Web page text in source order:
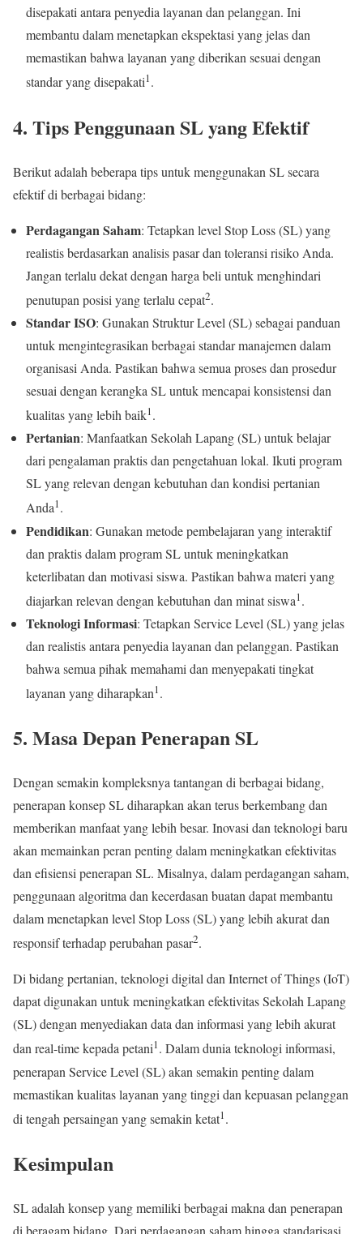
disepakati antara penyedia layanan dan pelanggan. Ini
membantu dalam menetapkan ekspektasi yang jelas dan
memastikan bahwa layanan yang diberikan sesuai dengan
standar yang disepakati1.
4. Tips Penggunaan SL yang Efektif
Berikut adalah beberapa tips untuk menggunakan SL secara
efektif di berbagai bidang:
Perdagangan Saham: Tetapkan level Stop Loss (SL) yang
realistis berdasarkan analisis pasar dan toleransi risiko Anda.
Jangan terlalu dekat dengan harga beli untuk menghindari
penutupan posisi yang terlalu cepat2.
Standar ISO: Gunakan Struktur Level (SL) sebagai panduan
untuk mengintegrasikan berbagai standar manajemen dalam
organisasi Anda. Pastikan bahwa semua proses dan prosedur
sesuai dengan kerangka SL untuk mencapai konsistensi dan
kualitas yang lebih baik1.
Pertanian: Manfaatkan Sekolah Lapang (SL) untuk belajar
dari pengalaman praktis dan pengetahuan lokal. Ikuti program
SL yang relevan dengan kebutuhan dan kondisi pertanian
Anda1.
Pendidikan: Gunakan metode pembelajaran yang interaktif
dan praktis dalam program SL untuk meningkatkan
keterlibatan dan motivasi siswa. Pastikan bahwa materi yang
diajarkan relevan dengan kebutuhan dan minat siswa1 .
Teknologi Informasi: Tetapkan Service Level (SL) yang jelas
dan realistis antara penyedia layanan dan pelanggan. Pastikan
bahwa semua pihak memahami dan menyepakati tingkat
layanan yang diharapkan1.
5. Masa Depan Penerapan SL
Dengan semakin kompleksnya tantangan di berbagai bidang,
penerapan konsep SL diharapkan akan terus berkembang dan
memberikan manfaat yang lebih besar. Inovasi dan teknologi baru
akan memainkan peran penting dalam meningkatkan efektivitas
dan efisiensi penerapan SL. Misalnya, dalam perdagangan saham,
penggunaan algoritma dan kecerdasan buatan dapat membantu
dalam menetapkan level Stop Loss (SL) yang lebih akurat dan
responsif terhadap perubahan pasar2.
Di bidang pertanian, teknologi digital dan Internet of Things (IoT)
dapat digunakan untuk meningkatkan efektivitas Sekolah Lapang
(SL) dengan menyediakan data dan informasi yang lebih akurat
dan real-time kepada petani1. Dalam dunia teknologi informasi,
penerapan Service Level (SL) akan semakin penting dalam
memastikan kualitas layanan yang tinggi dan kepuasan pelanggan
di tengah persaingan yang semakin ketat1.
Kesimpulan
SL adalah konsep yang memiliki berbagai makna dan penerapan
di beragam bidang. Dari perdagangan saham hingga standarisasi